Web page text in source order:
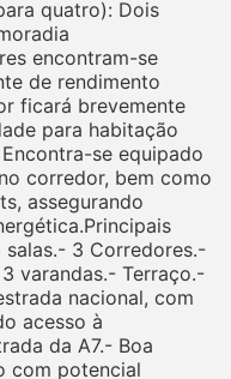
quatro): Dois
encontram-se
de rendimento
ficará brevemente
para habitação
se equipado
corredor, bem como
assegurando
3 Corredores.-
varandas.- Terraço.-
nacional, com
acesso à
da A7.- Boa
com potencial